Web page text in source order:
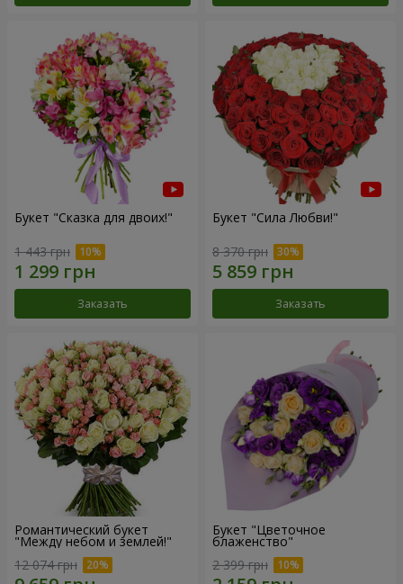
Букет "Сказка для двоих!"
1 443 грн
Заказать
Букет "Сила Любви!"
8 370 грн
Заказать
Романтический букет
"Между небом и землей!"
12 074 грн
Букет "Цветочное
блаженство"
2 399 грн